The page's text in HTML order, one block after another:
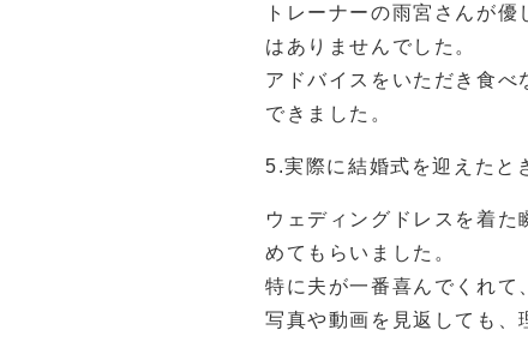
トレーナーの雨宮さんが
はありませんでした。
アドバイスをいただき食
できました。
5.実際に結婚式を迎えたと
ウェディングドレスを着
めてもらいました。
特に夫が一番喜んでくれて
写真や動画を見返しても、